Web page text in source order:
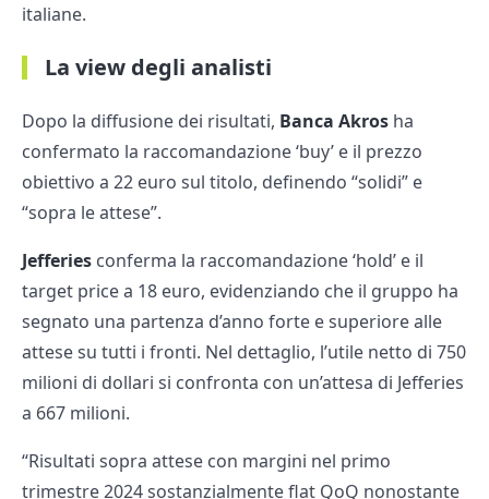
italiane.
La view degli analisti
Dopo la diffusione dei risultati, Banca Akros ha
confermato la raccomandazione ‘buy’ e il prezzo
obiettivo a 22 euro sul titolo, definendo “solidi” e
“sopra le attese”.
Jefferies conferma la raccomandazione ‘hold’ e il
target price a 18 euro, evidenziando che il gruppo ha
segnato una partenza d’anno forte e superiore alle
attese su tutti i fronti. Nel dettaglio, l’utile netto di 750
milioni di dollari si confronta con un’attesa di Jefferies
a 667 milioni.
“Risultati sopra attese con margini nel primo
trimestre 2024 sostanzialmente flat QoQ nonostante